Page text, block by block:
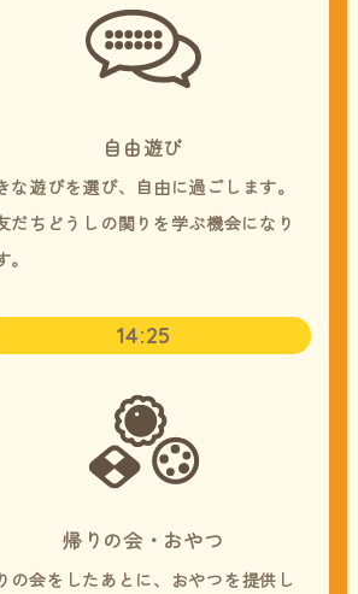
自由遊び
な遊びを選び、自由に過ごします。
だちどうしの関りを学ぶ機会になり
。
14:25
帰りの会・おやつ
の会をしたあとに、おやつを提供し